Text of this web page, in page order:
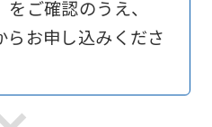
ご確認のうえ、
らお申し込みくださ